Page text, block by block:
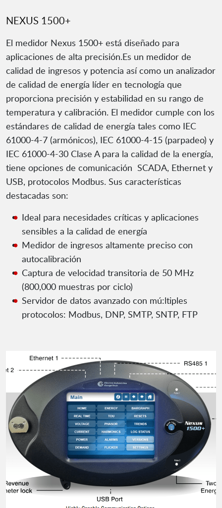
NEXUS 1500+
El medidor Nexus 1500+ está diseñado para
aplicaciones de alta precisión.Es un medidor de
calidad de ingresos y potencia así como un analizador
de calidad de energía líder en tecnología que
proporciona precisión y estabilidad en su rango de
temperatura y calibración. El medidor cumple con los
estándares de calidad de energía tales como IEC
61000-4-7 (armónicos), IEC 61000-4-15 (parpadeo) y
IEC 61000-4-30 Clase A para la calidad de la energía,
tiene opciones de comunicación SCADA, Ethernet y
USB, protocolos Modbus. Sus características
destacadas son:
Ideal para necesidades críticas y aplicaciones
sensibles a la calidad de energía
Medidor de ingresos altamente preciso con
autocalibración
Captura de velocidad transitoria de 50 MHz
(800,000 muestras por ciclo)
Servidor de datos avanzado con mú:ltiples
protocolos: Modbus, DNP, SMTP, SNTP, FTP